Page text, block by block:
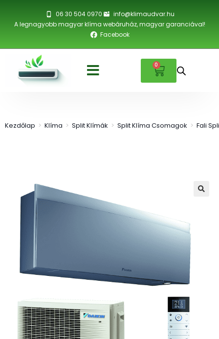
06 30 504 0970
info@klimaudvar.hu
A legnagyobb magyar klíma webáruház, magyar garanciával!
Facebook
0
Kezdőlap > Klíma > Split Klímák > Split Klíma Csomagok > Fali